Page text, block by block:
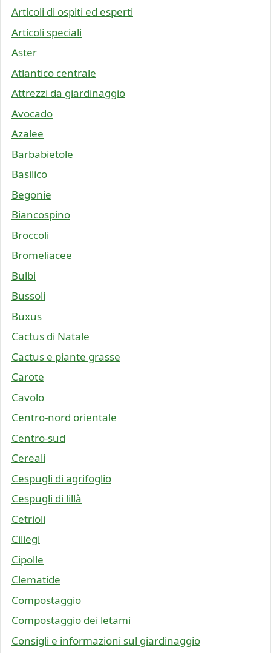
Articoli di ospiti ed esperti
Articoli speciali
Aster
Atlantico centrale
Attrezzi da giardinaggio
Avocado
Azalee
Barbabietole
Basilico
Begonie
Biancospino
Broccoli
Bromeliacee
Bulbi
Bussoli
Buxus
Cactus di Natale
Cactus e piante grasse
Carote
Cavolo
Centro-nord orientale
Centro-sud
Cereali
Cespugli di agrifoglio
Cespugli di lillà
Cetrioli
Ciliegi
Cipolle
Clematide
Compostaggio
Compostaggio dei letami
Consigli e informazioni sul giardinaggio